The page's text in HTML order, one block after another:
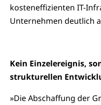
kosteneffizienten IT-
Unternehmen deutlich
Kein Einzelereignis,
strukturellen
»Die Abschaffung der